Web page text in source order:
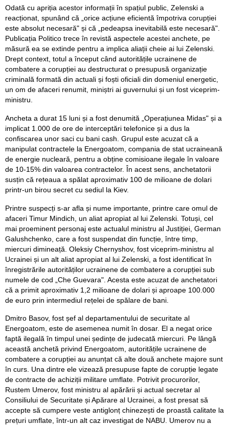
Odată cu apriția acestor informații în spațiul public, Zelenski a
reacționat, spunând că „orice acțiune eficientă împotriva corupției
este absolut necesară" și că „pedeapsa inevitabilă este necesară".
Publicația Politico trece în revistă aspectele acestei anchete, pe
măsură ea se extinde pentru a implica aliații cheie ai lui Zelenski.
Drept context, totul a început când autoritățile ucrainene de
combatere a corupției au destructurat o presupusă organizație
criminală formată din actuali și foști oficiali din domeniul energetic,
un om de afaceri renumit, miniștri ai guvernului și un fost viceprim-
ministru.
Ancheta a durat 15 luni și a fost denumită „Operațiunea Midas" și a
implicat 1.000 de ore de interceptări telefonice și a dus la
confiscarea unor saci cu bani cash. Grupul este acuzat că a
manipulat contractele la Energoatom, compania de stat ucraineană
de energie nucleară, pentru a obține comisioane ilegale în valoare
de 10-15% din valoarea contractelor. În acest sens, anchetatorii
susțin că rețeaua a spălat aproximativ 100 de milioane de dolari
printr-un birou secret cu sediul la Kiev.
Printre suspecți s-ar afla și nume importante, printre care omul de
afaceri Timur Mindich, un aliat apropiat al lui Zelenski. Totuși, cel
mai proeminent personaj este actualul ministru al Justiției, German
Galushchenko, care a fost suspendat din funcție, între timp,
miercuri dimineață. Oleksiy Chernyshov, fost viceprim-ministru al
Ucrainei și un alt aliat apropiat al lui Zelenski, a fost identificat în
înregistrările autorităților ucrainene de combatere a corupției sub
numele de cod „Che Guevara". Acesta este acuzat de anchetatori
că a primit aproximativ 1,2 milioane de dolari și aproape 100.000
de euro prin intermediul rețelei de spălare de bani.
Dmitro Basov, fost șef al departamentului de securitate al
Energoatom, este de asemenea numit în dosar. El a negat orice
faptă ilegală în timpul unei ședințe de judecată miercuri. Pe lângă
această anchetă privind Energoatom, autoritățile ucrainene de
combatere a corupției au anunțat că alte două anchete majore sunt
în curs. Una dintre ele vizează presupuse fapte de corupție legate
de contracte de achiziții militare umflate. Potrivit procurorilor,
Rustem Umerov, fost ministru al apărării și actual secretar al
Consiliului de Securitate și Apărare al Ucrainei, a fost presat să
accepte să cumpere veste antiglonț chinezești de proastă calitate la
prețuri umflate, într-un alt caz investigat de NABU. Umerov nu a